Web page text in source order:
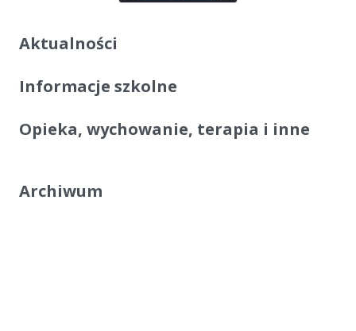
Aktualności
Informacje szkolne
Opieka, wychowanie, terapia i inne
Archiwum